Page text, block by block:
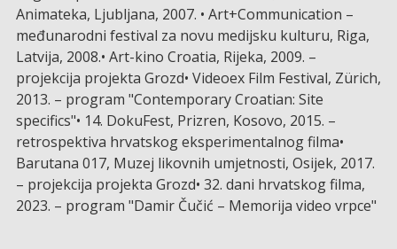
Animateka, Ljubljana, 2007. • Art+Communication –
međunarodni festival za novu medijsku kulturu, Riga,
Latvija, 2008.• Art-kino Croatia, Rijeka, 2009. –
projekcija projekta Grozd• Videoex Film Festival, Zürich,
2013. – program "Contemporary Croatian: Site
specifics"• 14. DokuFest, Prizren, Kosovo, 2015. –
retrospektiva hrvatskog eksperimentalnog filma•
Barutana 017, Muzej likovnih umjetnosti, Osijek, 2017.
– projekcija projekta Grozd• 32. dani hrvatskog filma,
2023. – program "Damir Čučić – Memorija video vrpce"